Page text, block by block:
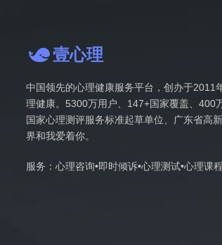
壹心理
中国领先的心理健康服务平台，创办于2011
理健康。5300万用户、147+国家覆盖、400
国家心理测评服务标准起草单位、广东省高
界和我爱着你。
服务：心理咨询•即时倾诉•心理测试•心理课程